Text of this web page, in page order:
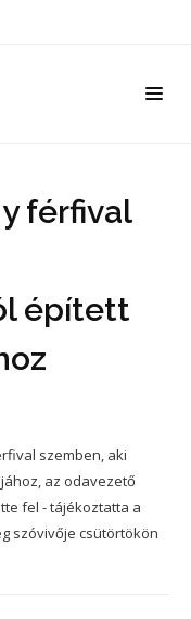
férfival
épített
szemben, aki
az odavezető
fel - tájékoztatta a
szóvivője csütörtökön